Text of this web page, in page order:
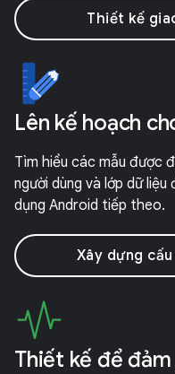
Thiết kế
Lên kế hoạch
Tìm hiểu các mẫu được
người dùng và lớp dữ
dụng Android tiếp theo.
Xây dựng
Thiết kế để